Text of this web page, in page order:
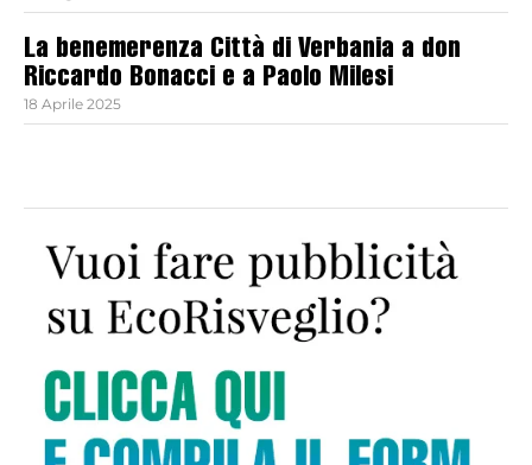
La benemerenza Città di Verbania a don
Riccardo Bonacci e a Paolo Milesi
18 Aprile 2025